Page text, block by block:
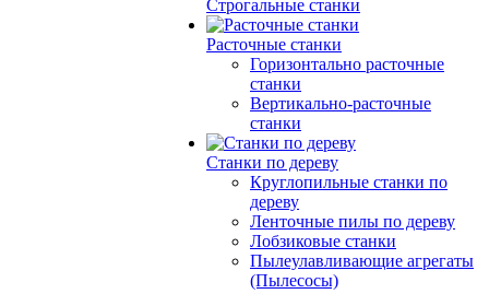
Строгальные станки
Расточные станки
Горизонтально расточные
станки
Вертикально-расточные
станки
Станки по дереву
Круглопильные станки по
дереву
Ленточные пилы по дереву
Лобзиковые станки
Пылеулавливающие агрегаты
(Пылесосы)